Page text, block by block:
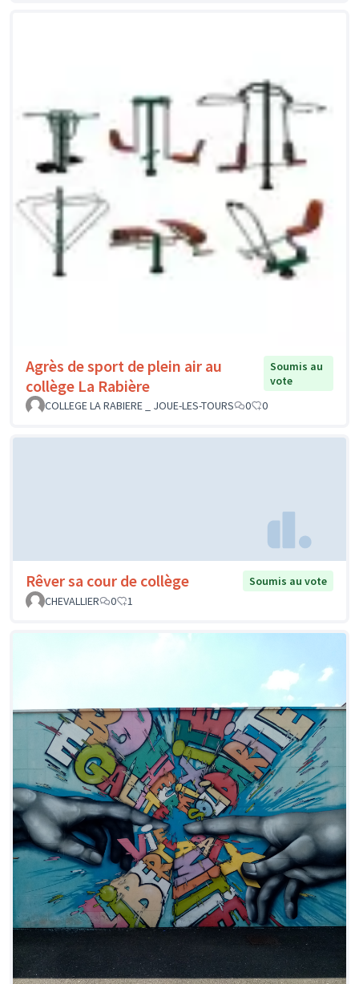
Agrès de sport de plein air au
collège La Rabière
Soumis au
vote
COLLEGE LA RABIERE _ JOUE-LES-TOURS
0 0
Rêver sa cour de collège
Soumis au vote
CHEVALLIER
0 1